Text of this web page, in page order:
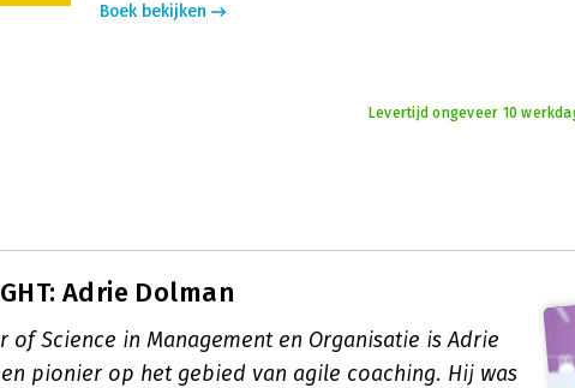
Boek bekijken
Levertijd ongeveer 10
Adrie Dolman
of Science in Management en Organisatie is Adrie
pionier op het gebied van agile coaching. Hij was